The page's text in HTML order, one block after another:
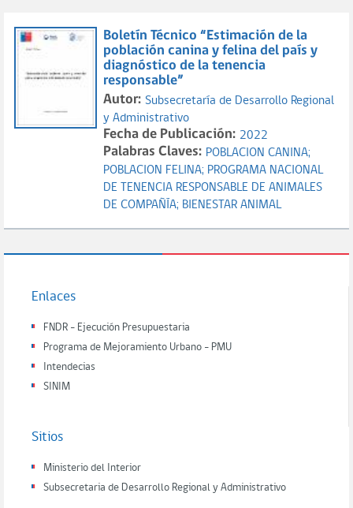
Boletín Técnico “Estimación de la
población canina y felina del país y
diagnóstico de la tenencia
responsable”
Autor: Subsecretaría de Desarrollo Regional
y Administrativo
Fecha de Publicación: 2022
Palabras Claves: POBLACION CANINA;
POBLACION FELINA; PROGRAMA NACIONAL
DE TENENCIA RESPONSABLE DE ANIMALES
DE COMPAÑÍA; BIENESTAR ANIMAL
Enlaces
FNDR - Ejecución Presupuestaria
Programa de Mejoramiento Urbano - PMU
Intendecias
SINIM
Sitios
Ministerio del Interior
Subsecretaria de Desarrollo Regional y Administrativo